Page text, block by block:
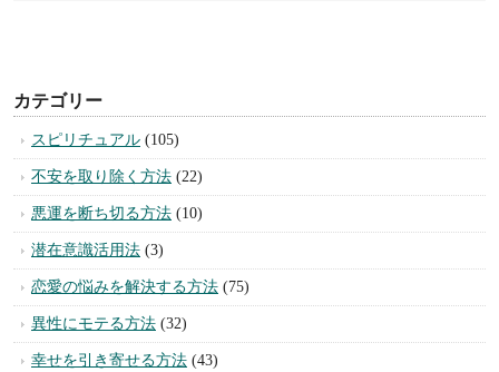
カテゴリー
スピリチュアル (105)
不安を取り除く方法 (22)
悪運を断ち切る方法 (10)
潜在意識活用法 (3)
恋愛の悩みを解決する方法 (75)
異性にモテる方法 (32)
幸せを引き寄せる方法 (43)